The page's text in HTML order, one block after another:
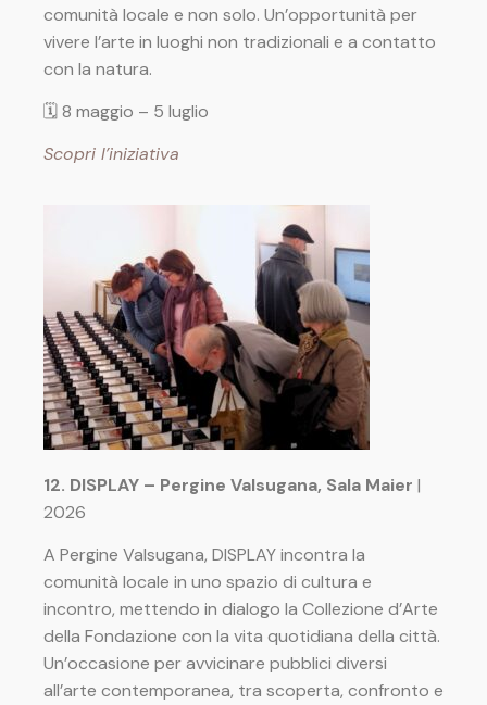
comunità locale e non solo. Un’opportunità per
vivere l’arte in luoghi non tradizionali e a contatto
con la natura.
🗓 8 maggio – 5 luglio
Scopri l’iniziativa
12. DISPLAY – Pergine Valsugana, Sala Maier |
2026
A Pergine Valsugana, DISPLAY incontra la
comunità locale in uno spazio di cultura e
incontro, mettendo in dialogo la Collezione d’Arte
della Fondazione con la vita quotidiana della città.
Un’occasione per avvicinare pubblici diversi
all’arte contemporanea, tra scoperta, confronto e